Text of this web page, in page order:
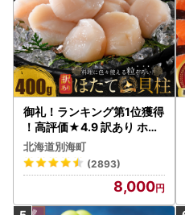
御礼！ランキング第1位獲得
！高評価★4.9 訳あり ホタ
テ 400g（ほたて 帆立 貝柱
冷凍 ）
北海道別海町
(2893)
8,000